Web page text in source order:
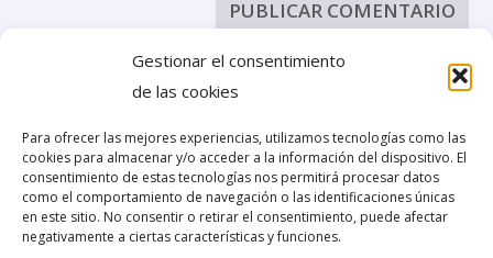
Gestionar el consentimiento
de las cookies
Para ofrecer las mejores experiencias, utilizamos tecnologías como las
cookies para almacenar y/o acceder a la información del dispositivo. El
consentimiento de estas tecnologías nos permitirá procesar datos
como el comportamiento de navegación o las identificaciones únicas
en este sitio. No consentir o retirar el consentimiento, puede afectar
negativamente a ciertas características y funciones.
RECIENTES
Francisco Cairol
Dic 30, 2024|Sin categoría